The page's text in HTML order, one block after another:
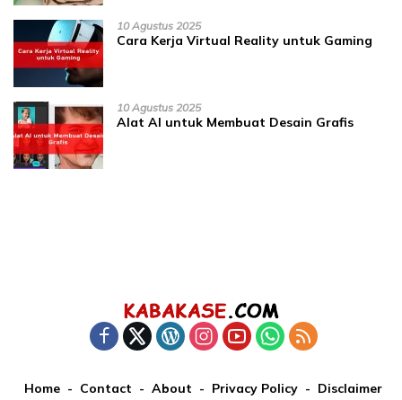
10 Agustus 2025
Cara Kerja Virtual Reality untuk Gaming
10 Agustus 2025
Alat AI untuk Membuat Desain Grafis
Home Contact About Privacy Policy Disclaimer